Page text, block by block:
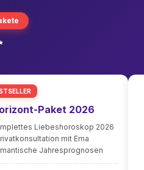
Paket 2026
Liebeshoroskop 2026
mit Ema
Jahresprognosen